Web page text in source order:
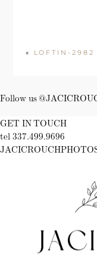
« LOFTIN-2982
Follow us
GET IN TOUCH
tel 337.499.9696